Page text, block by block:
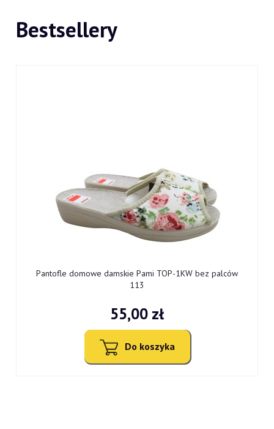
Bestsellery
Pantofle domowe damskie Pami TOP-1KW bez palców
113
55,00 zł
Do koszyka